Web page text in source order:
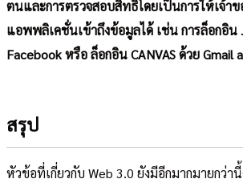
ตนและการตรวจสอบสิทธิ์โดยเป็นการให้เจ้า
แอพพลิเคชั่นเข้าถึงข้อมูลได้ เช่น การล็อกอิน
Facebook หรือ ล็อกอิน CANVAS ด้วย
สรุป
หัวข้อที่เกี่ยวกับ Web 3.0 ยังมีอีกมากมายกว่า